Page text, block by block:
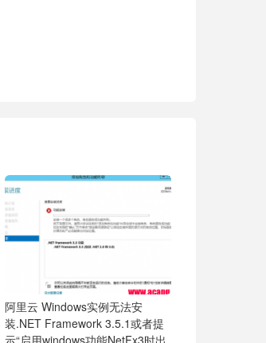
阿里云 Windows实例无法安
装.NET Framework 3.5.1或者提
示“启用windows功能NetFx3时出